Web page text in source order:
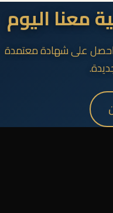
معنا اليوم
على شهادة معتمدة